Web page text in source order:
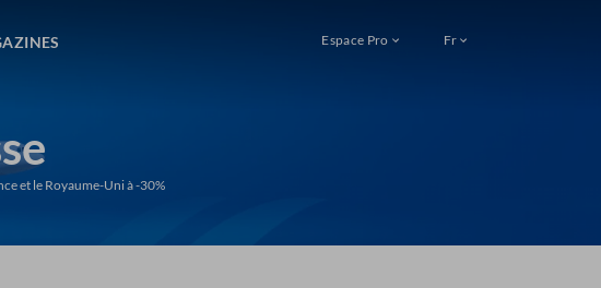
Espace Pro Fr
et le Royaume-Uni à -30%